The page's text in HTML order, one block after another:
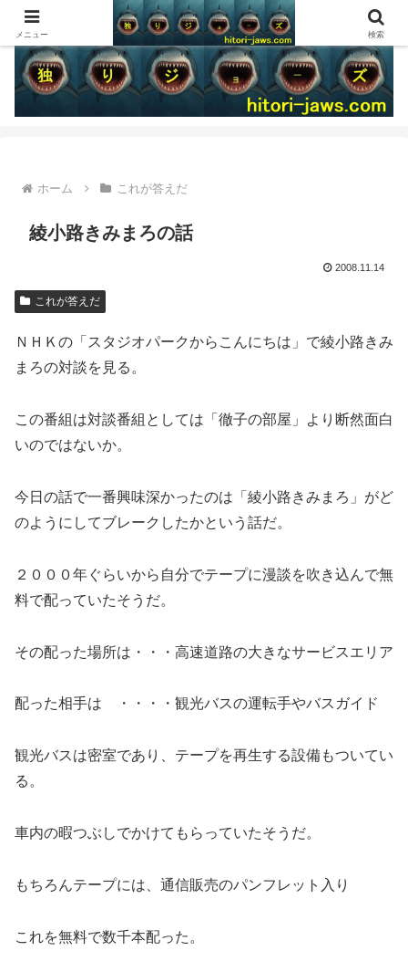
ホーム これが答えだ
綾小路きみまろの話
2008.11.14
これが答えだ
ＮＨＫの「スタジオパークからこんにちは」で綾小路きみ
まろの対談を見る。
この番組は対談番組としては「徹子の部屋」より断然面白
いのではないか。
今日の話で一番興味深かったのは「綾小路きみまろ」がど
のようにしてブレークしたかという話だ。
２０００年ぐらいから自分でテープに漫談を吹き込んで無
料で配っていたそうだ。
その配った場所は・・・高速道路の大きなサービスエリア
配った相手は ・・・・観光バスの運転手やバスガイド
観光バスは密室であり、テープを再生する設備もついてい
る。
車内の暇つぶしでかけてもらっていたそうだ。
もちろんテープには、通信販売のパンフレット入り
これを無料で数千本配った。
メニュー 検索